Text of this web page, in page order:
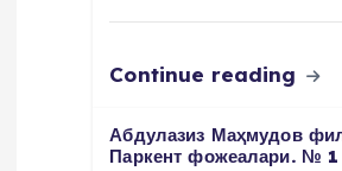
Continue reading
Абдулазиз Маҳмудов
Паркент фожеалари. № 1